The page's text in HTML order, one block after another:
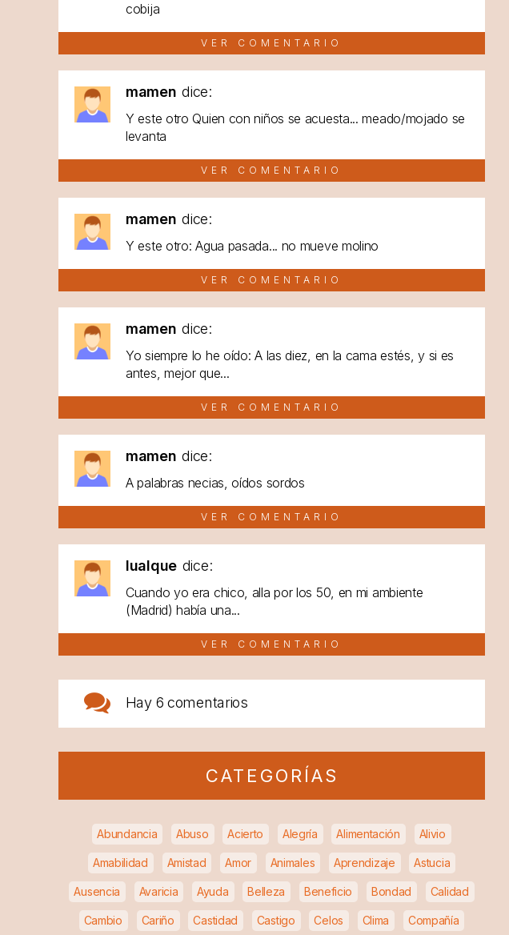
cobija
VER COMENTARIO
mamen dice:
Y este otro Quien con niños se acuesta... meado/mojado se
levanta
VER COMENTARIO
mamen dice:
Y este otro: Agua pasada... no mueve molino
VER COMENTARIO
mamen dice:
Yo siempre lo he oído: A las diez, en la cama estés, y si es
antes, mejor que...
VER COMENTARIO
mamen dice:
A palabras necias, oídos sordos
VER COMENTARIO
lualque dice:
Cuando yo era chico, alla por los 50, en mi ambiente
(Madrid) había una...
VER COMENTARIO
Hay 6 comentarios
CATEGORÍAS
Abundancia Abuso Acierto Alegría Alimentación Alivio
Amabilidad Amistad Amor Animales Aprendizaje Astucia
Ausencia Avaricia Ayuda Belleza Beneficio Bondad Calidad
Cambio Cariño Castidad Castigo Celos Clima Compañía